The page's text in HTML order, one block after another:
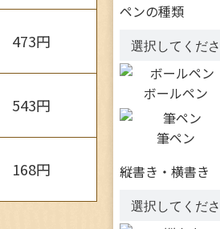
473円
543円
168円
ペンの種類
ボールペン
筆ペン
縦書き・横書き